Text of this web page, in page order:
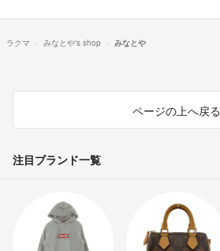
ラクマ みなとや's shop みなとや
ページの上へ戻る
注目ブランド一覧